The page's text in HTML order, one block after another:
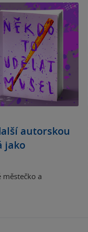
autorskou
jako
městečko a